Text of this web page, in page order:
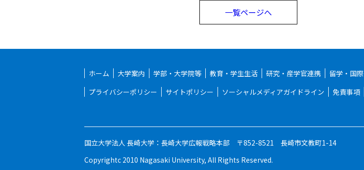
一覧ページへ
ホーム 大学案内 学部・大学院等 教育・学生生活 研究・産学官連携 留学・国際
プライバシーポリシー
サイトポリシー ソーシャルメディアガイドライン 免責事項
国立大学法人 長崎大学：長崎大学広報戦略本部 〒852-8521 長崎市文教町1-14
Copyrightc 2010 Nagasaki University, All Rights Reserved.